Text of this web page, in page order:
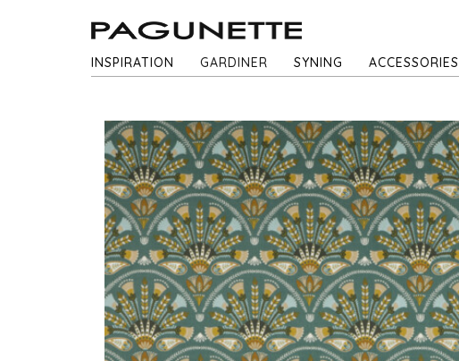
INSPIRATION GARDINER SYNING ACCESSORIES